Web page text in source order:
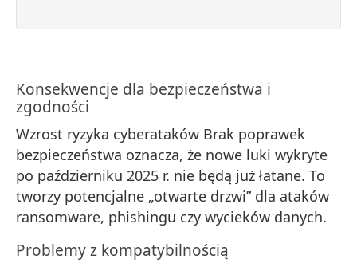
Konsekwencje dla bezpieczeństwa i
zgodności
Wzrost ryzyka cyberataków Brak poprawek
bezpieczeństwa oznacza, że nowe luki wykryte
po październiku 2025 r. nie będą już łatane. To
tworzy potencjalne „otwarte drzwi” dla ataków
ransomware, phishingu czy wycieków danych.
Problemy z kompatybilnością